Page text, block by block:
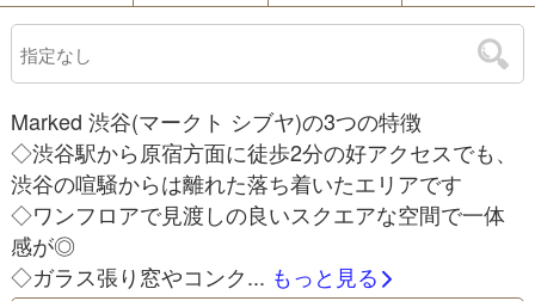
Marked 渋谷(マークト シブヤ)の3つの特徴
◇渋谷駅から原宿方面に徒歩2分の好アクセスでも、
渋谷の喧騒からは離れた落ち着いたエリアです
◇ワンフロアで見渡しの良いスクエアな空間で一体
感が◎
◇ガラス張り窓やコンク... もっと見る